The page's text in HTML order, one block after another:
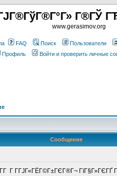
Г®ГЎ
www.gerasimov.org
FAQ Поиск Пользователи
Профиль
Войти и проверить личные
Сообщение
Г­Г Г Г­ГЈГ«ГЁГ©Г±ГЄГ®Г¬ ГїГ§Г»ГЄГҐ